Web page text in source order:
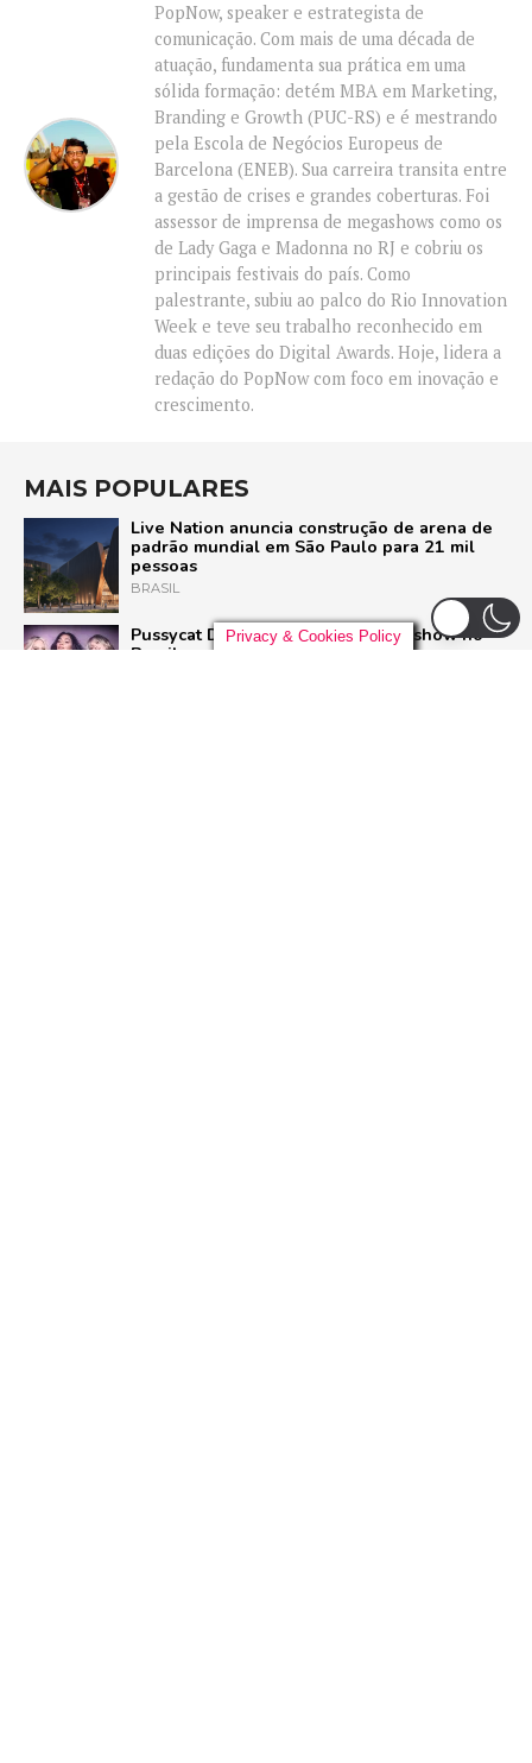
PopNow, speaker e estrategista de
comunicação. Com mais de uma década de
atuação, fundamenta sua prática em uma
sólida formação: detém MBA em Marketing,
Branding e Growth (PUC-RS) e é mestrando
pela Escola de Negócios Europeus de
Barcelona (ENEB). Sua carreira transita entre
a gestão de crises e grandes coberturas. Foi
assessor de imprensa de megashows como os
de Lady Gaga e Madonna no RJ e cobriu os
principais festivais do país. Como
palestrante, subiu ao palco do Rio Innovation
Week e teve seu trabalho reconhecido em
duas edições do Digital Awards. Hoje, lidera a
redação do PopNow com foco em inovação e
crescimento.
MAIS POPULARES
Live Nation anuncia construção de arena de
padrão mundial em São Paulo para 21 mil
pessoas
BRASIL
Pussycat Dolls anunciam primeiro show no
Brasil com a turnê mundial ‘PCD Forever
Privacy & Cookies Policy